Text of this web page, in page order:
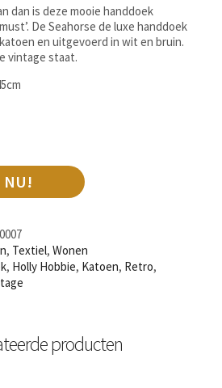
dan is deze mooie handdoek
De Seahorse de luxe handdoek
en uitgevoerd in wit en bruin.
vintage staat.
NU!
, Textiel, Wonen
, Holly Hobbie, Katoen, Retro,
producten